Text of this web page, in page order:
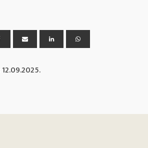
12.09.2025.